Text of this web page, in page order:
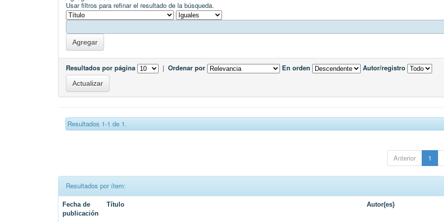
Usar filtros para refinar el resultado de la búsqueda.
Resultados por página | Ordenar por En orden Autor/registro
Resultados 1-1 de 1.
Anterior 1
Resultados por ítem:
Fecha de
publicación
Título Autor(es)